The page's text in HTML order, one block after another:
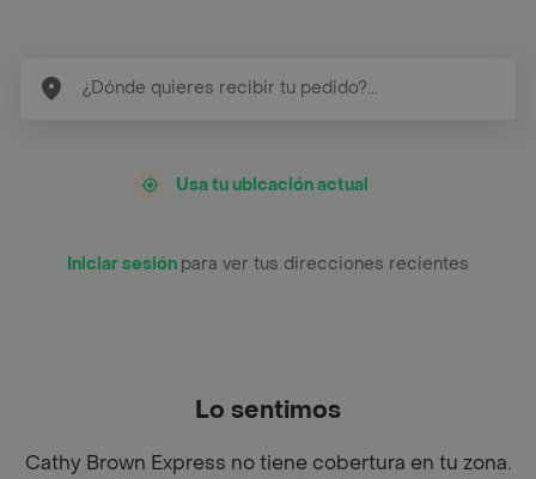
Usa tu ubicación actual
Iniciar sesión para ver tus direcciones recientes
Lo sentimos
Cathy Brown Express no tiene cobertura en tu zona.